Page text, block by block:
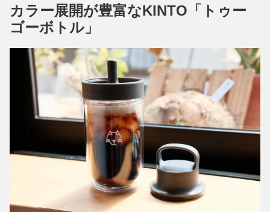
カラー展開が豊富なKINTO「トゥー
ゴーボトル」